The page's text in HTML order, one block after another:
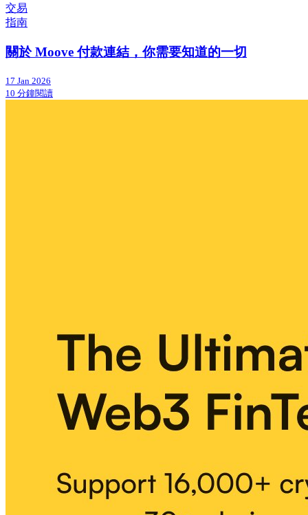
交易
指南
關於 Moove 付款連結，你需要知道的一切
17 Jan 2026
10 分鐘閱讀